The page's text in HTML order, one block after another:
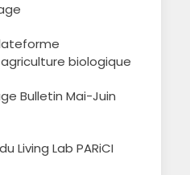
biologique
Bulletin Mai-Juin
Living Lab PARiCI